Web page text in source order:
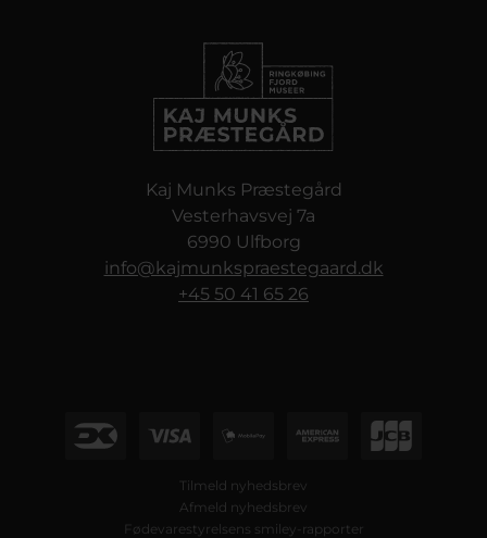
Kaj Munks Præstegård
Vesterhavsvej 7a
6990 Ulfborg
info@kajmunkspraestegaard.dk
+45 50 41 65 26
Tilmeld nyhedsbrev
Afmeld nyhedsbrev
Fødevarestyrelsens smiley-rapporter